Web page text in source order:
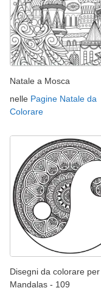
Natale a Mosca
nelle Pagine Natale da
Colorare
Disegni da colorare
Mandalas - 109